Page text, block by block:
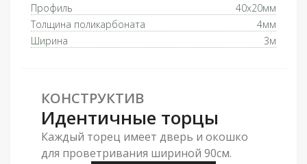
Профиль
40x20мм
Толщина поликарбоната
4мм
Ширина
3м
КОНСТРУКТИВ
Идентичные торцы
Каждый торец имеет дверь и окошко
для проветривания шириной 90см.